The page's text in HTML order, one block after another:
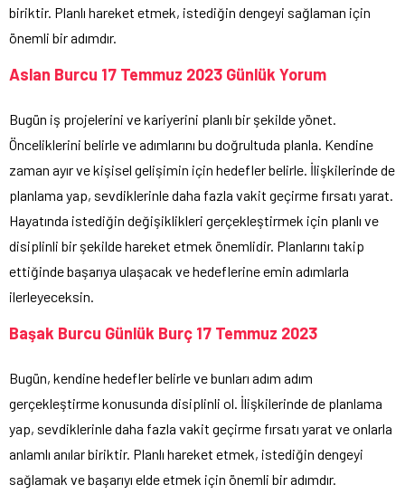
biriktir. Planlı hareket etmek, istediğin dengeyi sağlaman için
önemli bir adımdır.
Aslan Burcu 17 Temmuz 2023 Günlük Yorum
Bugün iş projelerini ve kariyerini planlı bir şekilde yönet.
Önceliklerini belirle ve adımlarını bu doğrultuda planla. Kendine
zaman ayır ve kişisel gelişimin için hedefler belirle. İlişkilerinde de
planlama yap, sevdiklerinle daha fazla vakit geçirme fırsatı yarat.
Hayatında istediğin değişiklikleri gerçekleştirmek için planlı ve
disiplinli bir şekilde hareket etmek önemlidir. Planlarını takip
ettiğinde başarıya ulaşacak ve hedeflerine emin adımlarla
ilerleyeceksin.
Başak Burcu Günlük Burç 17 Temmuz 2023
Bugün, kendine hedefler belirle ve bunları adım adım
gerçekleştirme konusunda disiplinli ol. İlişkilerinde de planlama
yap, sevdiklerinle daha fazla vakit geçirme fırsatı yarat ve onlarla
anlamlı anılar biriktir. Planlı hareket etmek, istediğin dengeyi
sağlamak ve başarıyı elde etmek için önemli bir adımdır.